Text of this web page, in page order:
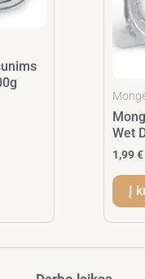
Wet
1,99€
Į